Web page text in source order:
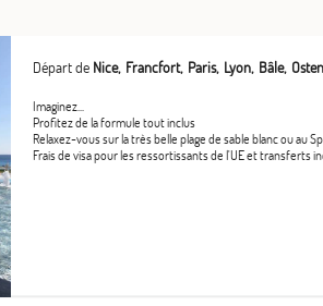
Départ de Nice Francfort Paris Lyon Bâle
Imaginez...
Profitez de la formule tout inclus
Relaxez-vous sur la très belle plage de sable blanc ou au
Frais de visa pour les ressortissants de l'UE et transferts